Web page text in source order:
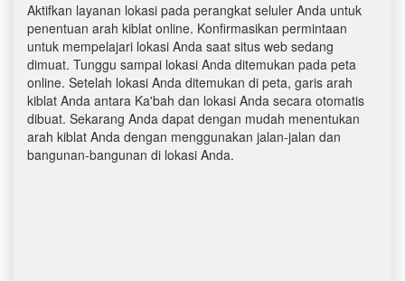
Aktifkan layanan lokasi pada perangkat seluler Anda untuk
penentuan arah kiblat online. Konfirmasikan permintaan
untuk mempelajari lokasi Anda saat situs web sedang
dimuat. Tunggu sampai lokasi Anda ditemukan pada peta
online. Setelah lokasi Anda ditemukan di peta, garis arah
kiblat Anda antara Ka'bah dan lokasi Anda secara otomatis
dibuat. Sekarang Anda dapat dengan mudah menentukan
arah kiblat Anda dengan menggunakan jalan-jalan dan
bangunan-bangunan di lokasi Anda.